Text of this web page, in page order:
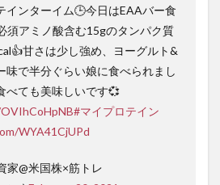
インターイム🕒今日はEAAバー食
須アミノ酸含む15gのタンパク質
甘さは少し強め、ヨーグルト&
味で半分ぐらい娘に食べられまし
べても美味しいです💞
#マイプロテイン
WYA41CjUPd
家@米国株×筋トレ